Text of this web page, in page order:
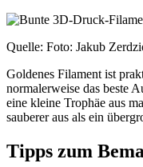
Quelle: Foto: Jakub
Goldenes Filament ist
normalerweise das beste
eine kleine Trophäe aus
sauberer aus als ein
Tipps zum